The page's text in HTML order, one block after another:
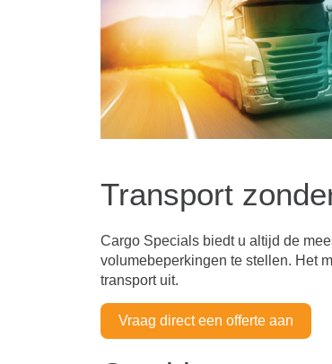
Transport
Cargo Specials biedt u altijd de
volumebeperkingen te stellen. Het
transport uit.
Vraag direct een offerte aan